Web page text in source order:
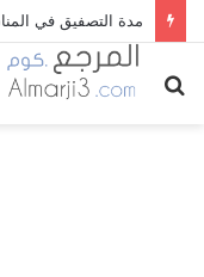
مدة التصفيق في
بحث